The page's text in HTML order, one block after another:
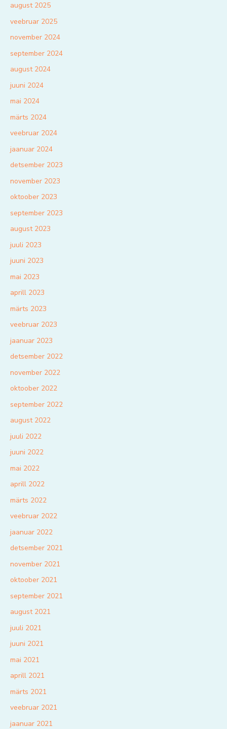
august 2025
veebruar 2025
november 2024
september 2024
august 2024
juuni 2024
mai 2024
märts 2024
veebruar 2024
jaanuar 2024
detsember 2023
november 2023
oktoober 2023
september 2023
august 2023
juuli 2023
juuni 2023
mai 2023
aprill 2023
märts 2023
veebruar 2023
jaanuar 2023
detsember 2022
november 2022
oktoober 2022
september 2022
august 2022
juuli 2022
juuni 2022
mai 2022
aprill 2022
märts 2022
veebruar 2022
jaanuar 2022
detsember 2021
november 2021
oktoober 2021
september 2021
august 2021
juuli 2021
juuni 2021
mai 2021
aprill 2021
märts 2021
veebruar 2021
jaanuar 2021